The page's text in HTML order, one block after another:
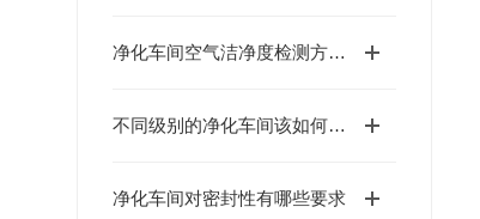
净化车间空气洁净度检测方法介绍
不同级别的净化车间该如何选择空气过滤器
净化车间对密封性有哪些要求